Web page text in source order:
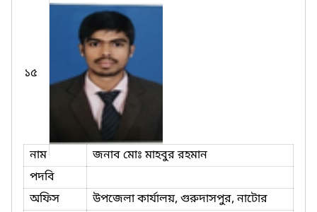
১৫
নাম
জনাব মোঃ মাহবুর রহমান
পদবি
অফিস
উপজেলা কার্যালয়, গুরুদাসপুর, নাটোর